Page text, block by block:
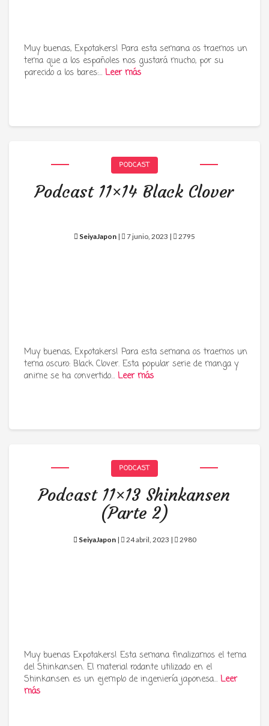
Muy buenas, Expotakers! Para esta semana os traemos un
tema que a los españoles nos gustará mucho, por su
parecido a los bares:… Leer más
PODCAST
Podcast 11×14 Black Clover
SeiyaJapon | 7 junio, 2023 | 2795
Muy buenas, Expotakers! Para esta semana os traemos un
tema oscuro: Black Clover. Esta popular serie de manga y
anime se ha convertido… Leer más
PODCAST
Podcast 11×13 Shinkansen
(Parte 2)
SeiyaJapon| 24 abril, 2023 | 2980
Muy buenas Expotakers! Esta semana finalizamos el tema
del Shinkansen. El material rodante utilizado en el
Shinkansen es un ejemplo de ingeniería japonesa… Leer
más